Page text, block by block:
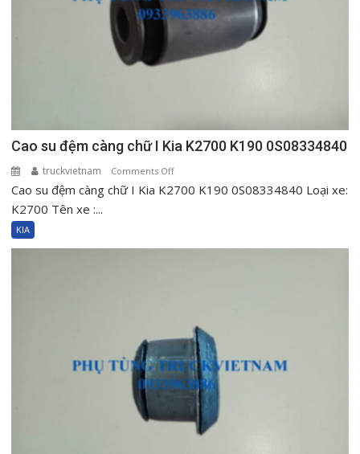
Cao su đệm càng chữ I Kia K2700 K190 0S08334840
truckvietnam Comments Offon
Cao
K190
0S08334840
Cao su đệm càng chữ I Kia K2700 K190 0S08334840 Loại xe:
K2700 Tên xe :...
KIA